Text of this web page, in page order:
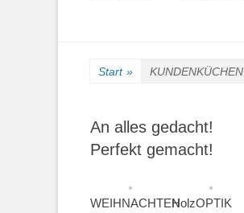
Start » KUNDENKÜCHEN
An alles gedacht!
Perfekt gemacht!
WEIHNACHTENHolzOPTIK